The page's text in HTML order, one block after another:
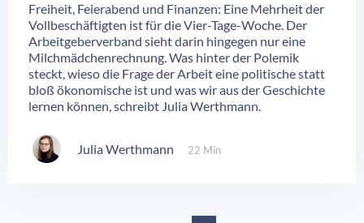
Freiheit, Feierabend und Finanzen: Eine Mehrheit der
Vollbeschäftigten ist für die Vier-Tage-Woche. Der
Arbeitgeberverband sieht darin hingegen nur eine
Milchmädchenrechnung. Was hinter der Polemik
steckt, wieso die Frage der Arbeit eine politische statt
bloß ökonomische ist und was wir aus der Geschichte
lernen können, schreibt Julia Werthmann.
Julia Werthmann 22 Min